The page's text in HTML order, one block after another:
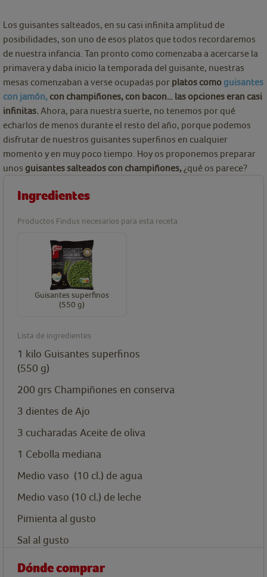
Los guisantes salteados, en su casi infinita amplitud de
posibilidades, son uno de esos platos que todos recordaremos
de nuestra infancia. Tan pronto como comenzaba a acercarse la
primavera y daba inicio la temporada del guisante, nuestras
mesas comenzaban a verse ocupadas por platos como guisantes
con jamón, con champiñones, con bacon… las opciones eran casi
infinitas. Ahora, para nuestra suerte, no tenemos por qué
echarlos de menos durante el resto del año, porque podemos
disfrutar de nuestros guisantes superfinos en cualquier
momento y en muy poco tiempo. Hoy os proponemos preparar
unos guisantes salteados con champiñones, ¿qué os parece?
Ingredientes
Productos Findus necesarios para esta receta
Guisantes superfinos
(550 g)
Lista de ingredientes
1 kilo Guisantes superfinos
(550 g)
200 grs Champiñones en conserva
3 dientes de Ajo
3 cucharadas Aceite de oliva
1 Cebolla mediana
Medio vaso (10 cl.) de agua
Medio vaso (10 cl.) de leche
Pimienta al gusto
Sal al gusto
Dónde comprar